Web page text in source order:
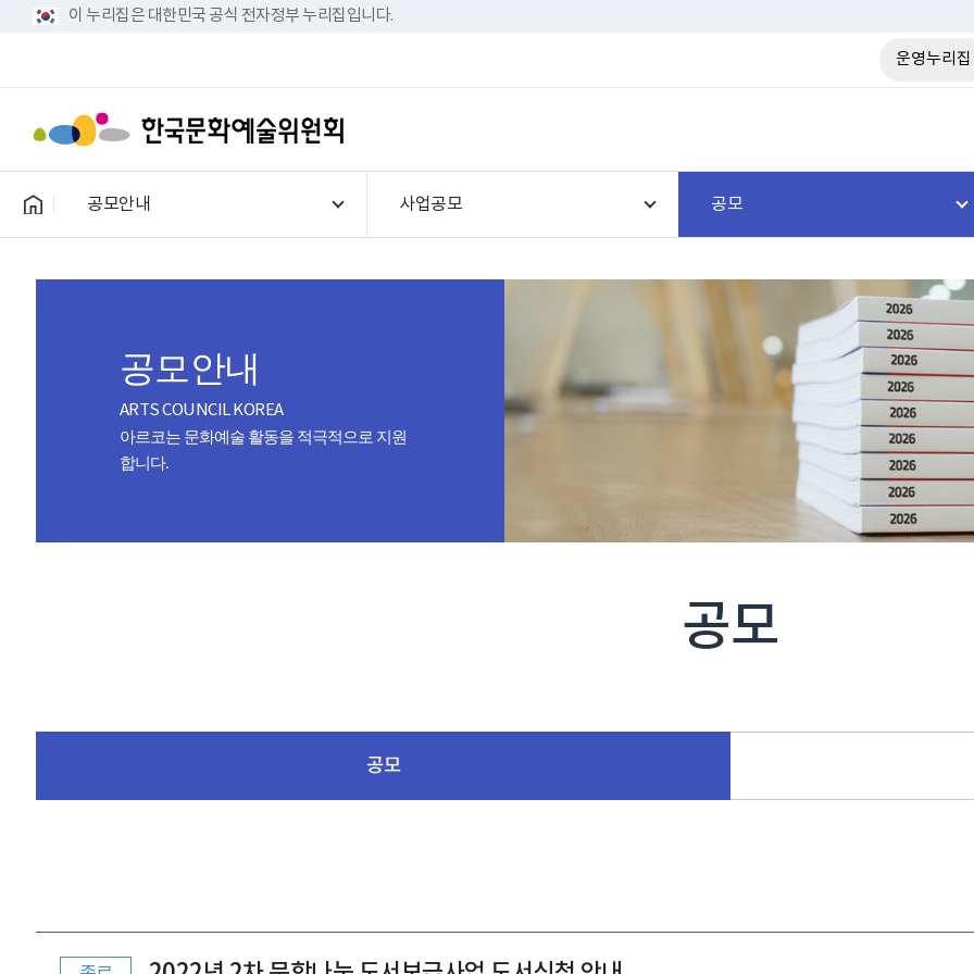
이 누리집은 대한민국 공식 전자정부 누리집입니다.
운영누리집
공모안내 사업공모 공모
공모안내
ARTS COUNCIL KOREA
아르코는 문화예술 활동을 적극적으로 지원
합니다.
공모
공모